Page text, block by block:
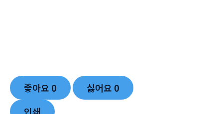
좋아요 0 싫어요 0